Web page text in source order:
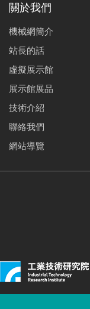
關於我們
機械網簡介
站長的話
虛擬展示館
展示館展品
技術介紹
聯絡我們
網站導覽